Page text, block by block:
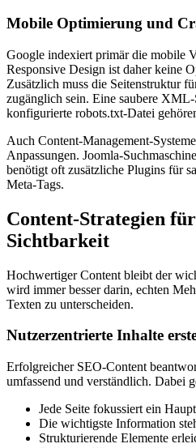
Mobile Optimierung und
Google indexiert primär die mobile
Responsive Design ist daher keine
Zusätzlich muss die Seitenstruktur
zugänglich sein. Eine saubere
konfigurierte robots.txt-Datei
Auch Content-Management-
Anpassungen. Joomla-
benötigt oft zusätzliche Plugins für
Meta-Tags.
Content-Strategien
Sichtbarkeit
Hochwertiger Content bleibt der
wird immer besser darin, echten
Texten zu unterscheiden.
Nutzerzentrierte Inhalte
Erfolgreicher SEO-Content
umfassend und verständlich. Dabei
Jede Seite fokussiert ein
Die wichtigste Information
Strukturierende Elemente